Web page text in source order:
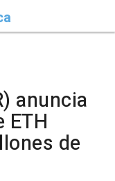
anuncia
ETH
de